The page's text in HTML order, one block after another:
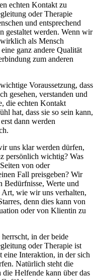
echten Kontakt zu
oder Therapie
und entsprechend
gestaltet werden. Wenn wir
als Mensch
ganz andere Qualität
zum anderen
Voraussetzung, dass
gesehen, verstanden und
die echten Kontakt
hat, dass sie so sein kann,
dann werden
uns klar werden dürfen,
persönlich wichtig? Was
von oder
Fall preisgeben? Wir
Bedürfnisse, Werte und
Art, wie wir uns verhalten,
denn dies kann von
oder von Klientin zu
in der beide
oder Therapie ist
eine Interaktion, in der sich
Natürlich steht die
Helfende kann über das